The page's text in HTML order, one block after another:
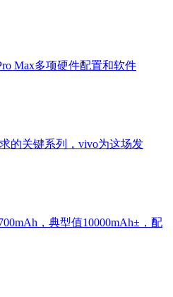
Max多项硬件配置和软件
的关键系列，vivo为这场发
，典型值10000mAh±，配